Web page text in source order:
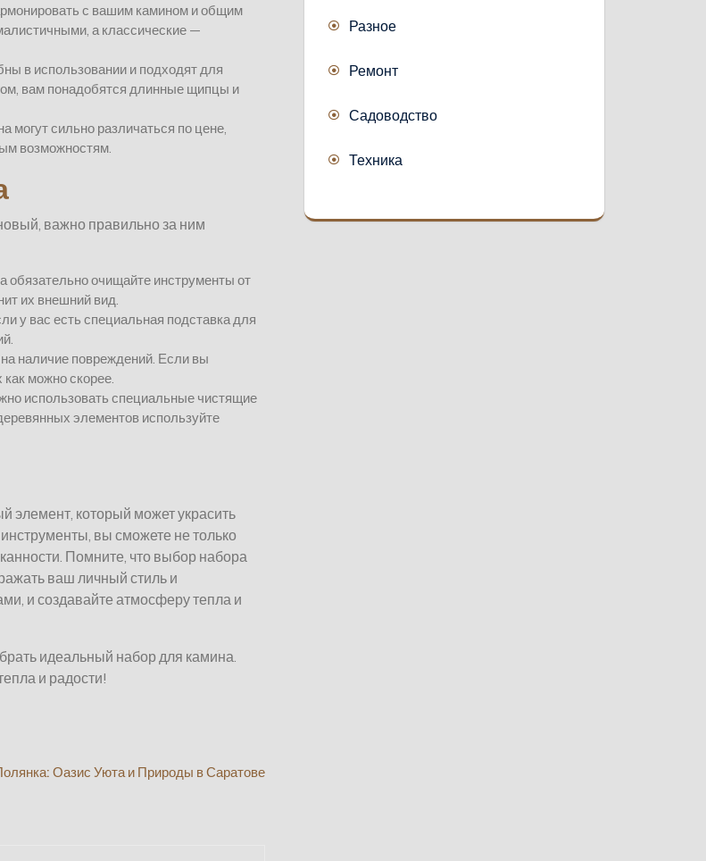
с вашим камином и общим
а классические —
в использовании и подходят для
вам понадобятся длинные щипцы и
сильно различаться по цене,
возможностям.
важно правильно за ним
обязательно очищайте инструменты от
их внешний вид.
у вас есть специальная подставка для
наличие повреждений. Если вы
можно скорее.
использовать специальные чистящие
элементов используйте
элемент, который может украсить
вы сможете не только
Помните, что выбор набора
ваш личный стиль и
и создавайте атмосферу тепла и
идеальный набор для камина.
и радости!
Оазис Уюта и Природы в Саратове
Разное
Ремонт
Садоводство
Техника